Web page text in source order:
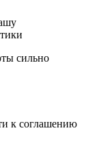
сильно
к соглашению